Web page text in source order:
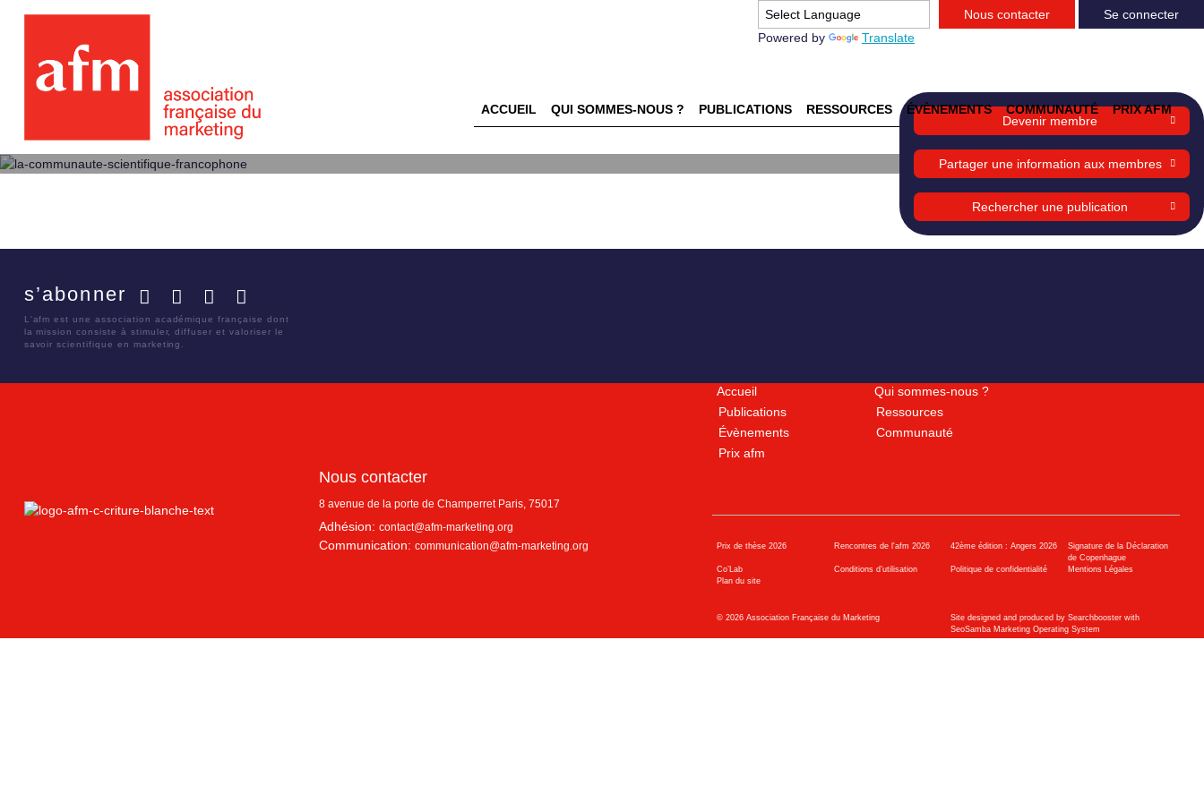
Powered by Translate
Nous contacter Se connecter
ACCUEIL QUI SOMMES-NOUS ? PUBLICATIONS RESSOURCES ÉVÈNEMENTS COMMUNAUTÉ
PRIX AFM
Devenir membre
Partager une information aux membres
Rechercher une publication
s’abonner
L'afm est une association académique française dont
la mission consiste à stimuler, diffuser et valoriser le
savoir scientifique en marketing.
Nous contacter
8 avenue de la porte de Champerret Paris, 75017
Adhésion: contact@afm-marketing.org
Communication: communication@afm-marketing.org
Accueil
Qui sommes-nous ?
Publications
Ressources
Évènements
Communauté
Prix afm
Prix de thèse 2026 Rencontres de l'afm 2026 42ème édition : Angers 2026
Signature de la Déclaration
de Copenhague
Co’Lab
Conditions d’utilisation Politique de confidentialité
Mentions Légales
Plan du site
© 2026Association Française du Marketing
Site designed and produced by Searchbooster with
SeoSamba Marketing Operating System